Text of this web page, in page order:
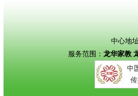
中心地
服务范围： 龙华家教